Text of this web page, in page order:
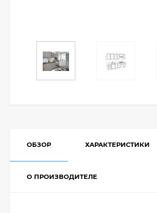
ОБЗОР ХАРАКТЕРИСТИКИ
О ПРОИЗВОДИТЕЛЕ